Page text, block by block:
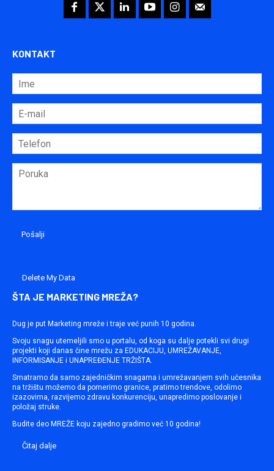
KONTAKT
Delete My Data
ŠTA JE MARKETING MREŽA?
Dug je put Marketing mreže i traje već punih 10 godina.
Svoju snagu utemeljili smo u portalu, od koga su dalje potekli svi drugi
projekti koji danas čine mrežu za EDUKACIJU, UMREŽAVANJE,
INFORMISANJE i UNAPREĐENJE TRŽIŠTA.
Smatramo da samo zajedničkim snagama i umrežavanjem svih učesnika
na tržištu možemo da pomerimo granice, pratimo trendove, odolimo
izazovima, razvijemo zdravu konkurenciju, unapredimo poslovanje i
položaj struke.
Budite deo MREŽE koju zajedno gradimo već 10 godina!
Čitaj dalje